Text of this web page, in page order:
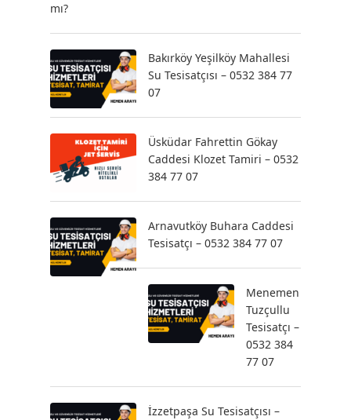
mı?
Bakırköy Yeşilköy Mahallesi
Su Tesisatçısı – 0532 384 77
07
Üsküdar Fahrettin Gökay
Caddesi Klozet Tamiri – 0532
384 77 07
Arnavutköy Buhara Caddesi
Tesisatçı – 0532 384 77 07
Menemen
Tuzçullu
Tesisatçı –
0532 384
77 07
İzzetpaşa Su Tesisatçısı –